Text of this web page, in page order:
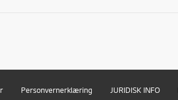
Personvernerklæring JURIDISK INFO